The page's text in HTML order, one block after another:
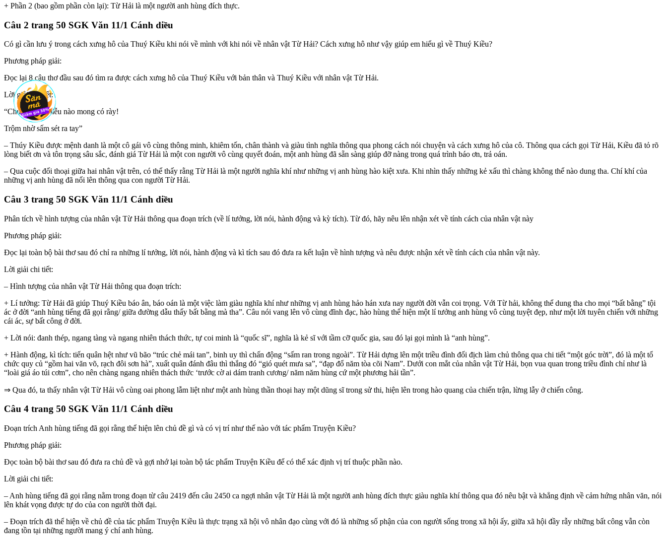
+ Phần 2 (bao gồm phần còn lại): Từ Hải là một người anh hùng đích thực.
Câu 2 trang 50 SGK Văn 11/1 Cánh diều
Có gì cần lưu ý trong cách xưng hô của Thuý Kiều khi nói về mình với khi nói về nhân vật Từ Hải? Cách xưng hô như vậy giúp em hiểu gì về Thuý Kiều?
Phương pháp giải:
Đọc lại 8 câu thơ đầu sau đó tìm ra được cách xưng hô của Thuý Kiều với bản thân và Thuý Kiều với nhân vật Từ Hải.
Lời giải chi tiết:
“Chút thân bồ liễu nào mong có rày!
Trộm nhờ sấm sét ra tay”
– Thúy Kiều được mệnh danh là một cô gái vô cùng thông minh, khiêm tốn, chân thành và giàu tình nghĩa thông qua phong cách nói chuyện và cách xưng hô của cô. Thông qua cách gọi Từ Hải, Kiều đã tỏ rõ
lòng biết ơn và tôn trọng sâu sắc, đánh giá Từ Hải là một con người vô cùng quyết đoán, một anh hùng đã sẵn sàng giúp đỡ nàng trong quá trình báo ơn, trả oán.
– Qua cuộc đối thoại giữa hai nhân vật trên, có thể thấy rằng Từ Hải là một người nghĩa khí như những vị anh hùng hào kiệt xưa. Khi nhìn thấy những kẻ xấu thì chàng không thể nào dung tha. Chí khí của
những vị anh hùng đã nổi lên thông qua con người Từ Hải.
Câu 3 trang 50 SGK Văn 11/1 Cánh diều
Phân tích về hình tượng của nhân vật Từ Hải thông qua đoạn trích (về lí tưởng, lời nói, hành động và kỳ tích). Từ đó, hãy nêu lên nhận xét về tính cách của nhân vật này
Phương pháp giải:
Đọc lại toàn bộ bài thơ sau đó chỉ ra những lí tưởng, lời nói, hành động và kì tích sau đó đưa ra kết luận về hình tượng và nêu được nhận xét về tính cách của nhân vật này.
Lời giải chi tiết:
– Hình tượng của nhân vật Từ Hải thông qua đoạn trích:
+ Lí tưởng: Từ Hải đã giúp Thuý Kiều báo ân, báo oán là một việc làm giàu nghĩa khí như những vị anh hùng hảo hán xưa nay người đời vẫn coi trọng. Với Từ hải, không thể dung tha cho mọi “bất bằng” tội
ác ở đời “anh hùng tiếng đã gọi rằng/ giữa đường dẫu thấy bất bằng mà tha”. Câu nói vang lên vô cùng đĩnh đạc, hào hùng thể hiện một lí tưởng anh hùng vô cùng tuyệt đẹp, như một lời tuyên chiến với những
cái ác, sự bất công ở đời.
+ Lời nói: đanh thép, ngang tàng và ngang nhiên thách thức, tự coi minh là “quốc sĩ”, nghĩa là kẻ sĩ với tầm cỡ quốc gia, sau đó lại gọi mình là “anh hùng”.
+ Hành động, kì tích: tiến quân hệt như vũ bão “trúc chẻ mái tan”, binh uy thì chấn động “sấm ran trong ngoài”. Từ Hải dựng lên một triều đình đối địch làm chủ thông qua chi tiết “một góc trời”, đó là một tổ
chức quy củ “gồm hai văn võ, rạch đôi sơn hà”, xuất quân đánh đâu thì thắng đó “gió quét mưa sa”, “đạp đổ năm tòa cõi Nam”. Dưới con mắt của nhân vật Từ Hải, bọn vua quan trong triều đình chỉ như là
“loài giá áo túi cơm”, cho nên chàng ngang nhiên thách thức ‘trước cờ ai dám tranh cương/ năm năm hùng cứ một phương hải tần”.
⇒ Qua đó, ta thấy nhân vật Từ Hải vô cùng oai phong lẫm liệt như một anh hùng thần thoại hay một dũng sĩ trong sử thi, hiện lên trong hào quang của chiến trận, lừng lẫy ở chiến công.
Câu 4 trang 50 SGK Văn 11/1 Cánh diều
Đoạn trích Anh hùng tiếng đã gọi rằng thể hiện lên chủ đề gì và có vị trí như thế nào với tác phẩm Truyện Kiều?
Phương pháp giải:
Đọc toàn bộ bài thơ sau đó đưa ra chủ đề và gợi nhớ lại toàn bộ tác phẩm Truyện Kiều để có thể xác định vị trí thuộc phần nào.
Lời giải chi tiết:
– Anh hùng tiếng đã gọi rằng nằm trong đoạn từ câu 2419 đến câu 2450 ca ngợi nhân vật Từ Hải là một người anh hùng đích thực giàu nghĩa khí thông qua đó nêu bật và khẳng định về cảm hứng nhân văn, nói
lên khát vọng được tự do của con người thời đại.
– Đoạn trích đã thể hiện về chủ đề của tác phẩm Truyện Kiều là thực trạng xã hội vô nhân đạo cùng với đó là những số phận của con người sống trong xã hội ấy, giữa xã hội đầy rẫy những bất công vẫn còn
đang tồn tại những người mang ý chí anh hùng.